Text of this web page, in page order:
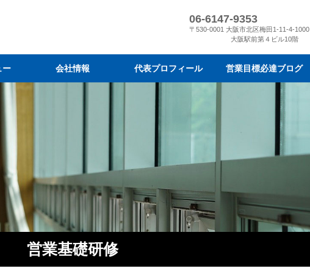
06-6147-9353
〒530-0001 大阪市北区梅田1-11-4-1000
大阪駅前第４ビル10階
ー 会社情報 代表プロフィール 営業目標必達ブログ
営業基礎研修